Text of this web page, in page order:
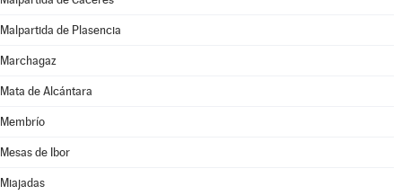
Malpartida de Plasencia
Marchagaz
Mata de Alcántara
Membrío
Mesas de Ibor
Miajadas